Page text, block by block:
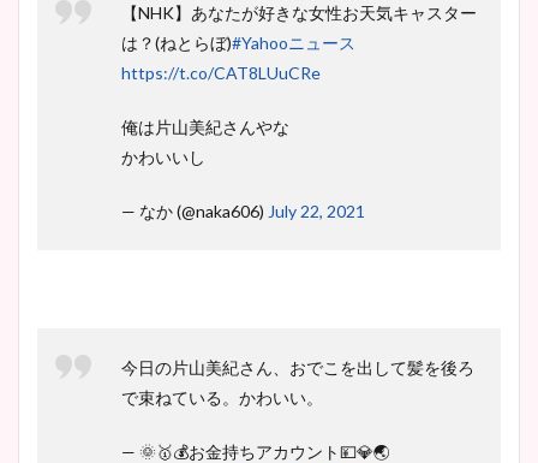
池谷実悠アナのメガネ画像が
かわいい！カップや水着姿も
【NHK】あなたが好きな女性お天気キャスター
は？(ねとらぼ)#Yahooニュース
https://t.co/CAT8LUuCRe
俺は片山美紀さんやな
かわいいし
— なか (@naka606) July 22, 2021
今日の片山美紀さん、おでこを出して髪を後ろ
で束ねている。かわいい。
— 🌞🥇💰お金持ちアカウント💴💎🌏